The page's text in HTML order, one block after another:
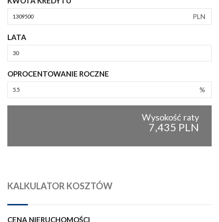
PLN
LATA
OPROCENTOWANIE ROCZNE
%
Wysokość raty
7,435 PLN
KALKULATOR KOSZTÓW
CENA NIERUCHOMOŚCI